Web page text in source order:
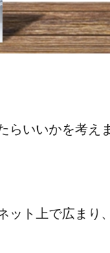
いいかを考えま
ト上で広まり、